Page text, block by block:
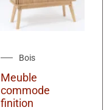
Bois
Meuble
commode
finition